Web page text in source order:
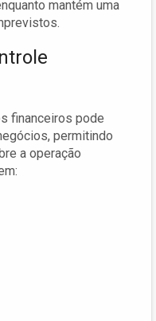
mantém uma
financeiros pode
permitindo
a operação